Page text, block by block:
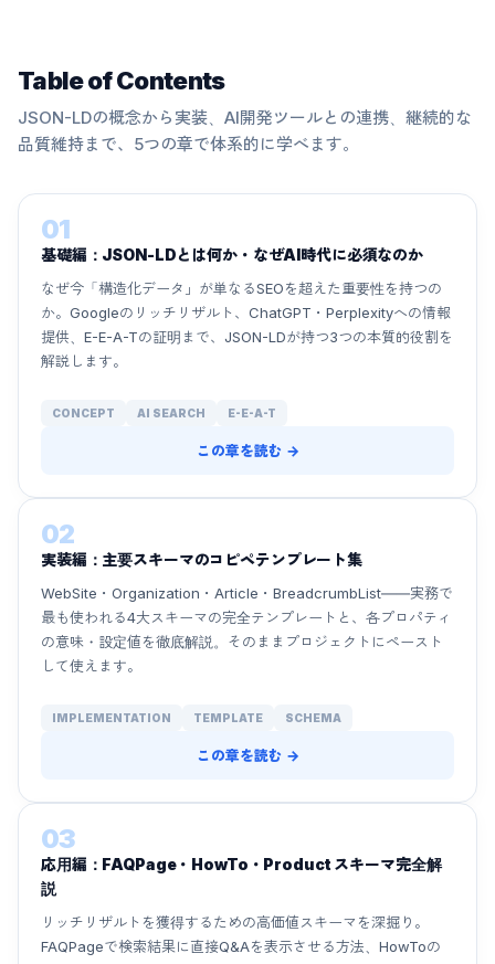
Table of Contents
JSON-LDの概念から実装、AI開発ツールとの連携、継続的な
品質維持まで、5つの章で体系的に学べます。
01
基礎編：JSON-LDとは何か・なぜAI時代に必須なのか
なぜ今「構造化データ」が単なるSEOを超えた重要性を持つの
か。Googleのリッチリザルト、ChatGPT・Perplexityへの情報
提供、E-E-A-Tの証明まで、JSON-LDが持つ3つの本質的役割を
解説します。
CONCEPT AI SEARCH E-E-A-T
この章を読む →
02
実装編：主要スキーマのコピペテンプレート集
WebSite・Organization・Article・BreadcrumbList――実務で
最も使われる4大スキーマの完全テンプレートと、各プロパティ
の意味・設定値を徹底解説。そのままプロジェクトにペースト
して使えます。
IMPLEMENTATION TEMPLATE SCHEMA
この章を読む →
03
応用編：FAQPage・HowTo・Product スキーマ完全解
説
リッチリザルトを獲得するための高価値スキーマを深掘り。
FAQPageで検索結果に直接Q&Aを表示させる方法、HowToの